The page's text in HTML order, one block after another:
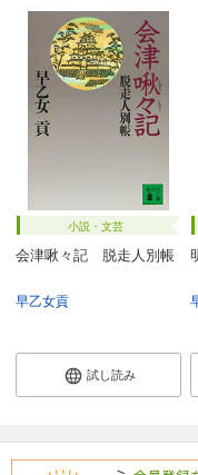
小説・文芸
会津啾々記 脱走人別帳
早乙女貢
試し読み